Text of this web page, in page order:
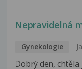
Nepravidelná
Gynekologie
Dobrý den,